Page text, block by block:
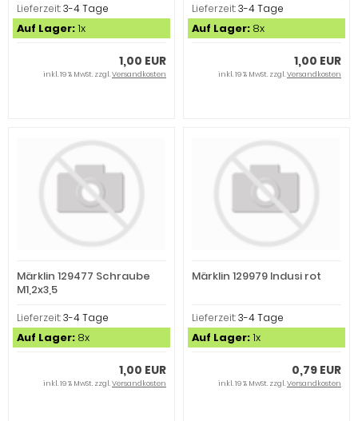
Lieferzeit:3-4 Tage
Auf Lager:1x
1,00 EUR
inkl. 19 % MwSt. zzgl.Versandkosten
Lieferzeit:3-4 Tage
Auf Lager: 8x
1,00 EUR
inkl. 19 % MwSt. zzgl.Versandkosten
Märklin 129477 Schraube
M1,2x3,5
Lieferzeit:3-4 Tage
Auf Lager: 8x
1,00 EUR
inkl. 19 % MwSt. zzgl.Versandkosten
Märklin 129979 Indusi rot
Lieferzeit:3-4 Tage
Auf Lager:1x
0,79 EUR
inkl. 19 % MwSt. zzgl.Versandkosten